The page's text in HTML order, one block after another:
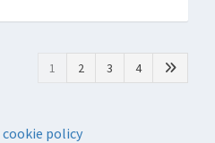
1 2 3 4
cookie policy